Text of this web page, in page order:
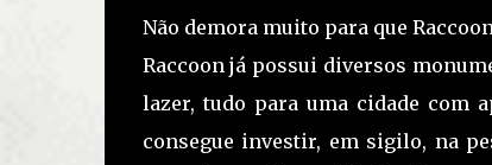
Não demora muito para que
Raccoon já possui diversos
lazer, tudo para uma cidade com
consegue investir, em sigilo, na